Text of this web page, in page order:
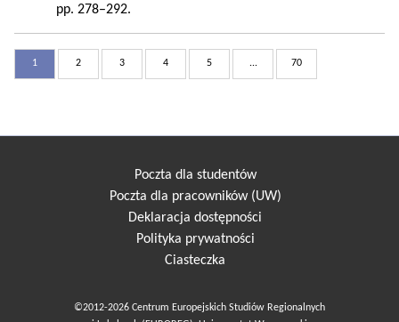
pp. 278–292.
1 2 3 4 5 ... 70
Poczta dla studentów
Poczta dla pracowników (UW)
Deklaracja dostępności
Polityka prywatności
Ciasteczka
©2012-2026 Centrum Europejskich Studiów Regionalnych